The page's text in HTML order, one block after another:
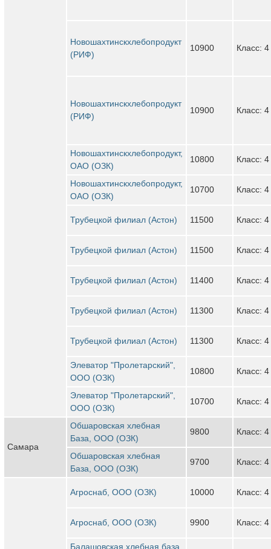
Новошахтинскхлебопродукт
(РИФ)
10900 Класс: 4
Новошахтинскхлебопродукт
(РИФ)
10900 Класс: 4
Новошахтинскхлебопродукт,
ОАО (ОЗК)
10800 Класс: 4
Новошахтинскхлебопродукт,
ОАО (ОЗК)
10700 Класс: 4
Трубецкой филиал (Астон) 11500 Класс: 4
Трубецкой филиал (Астон) 11500 Класс: 4
Трубецкой филиал (Астон) 11400 Класс: 4
Трубецкой филиал (Астон) 11300 Класс: 4
Трубецкой филиал (Астон) 11300 Класс: 4
Элеватор "Пролетарский",
ООО (ОЗК)
10800 Класс: 4
Элеватор "Пролетарский",
ООО (ОЗК)
10700 Класс: 4
Самара
Обшаровская хлебная
База, ООО (ОЗК)
9800 Класс: 4
Обшаровская хлебная
База, ООО (ОЗК)
9700 Класс: 4
Агроснаб, ООО (ОЗК) 10000 Класс: 4
Агроснаб, ООО (ОЗК) 9900 Класс: 4
Балашовская хлебная база,